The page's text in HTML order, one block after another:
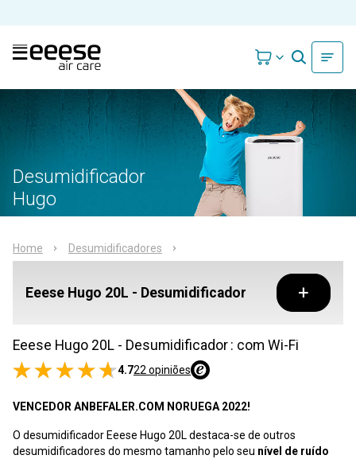
Desumidificador
Hugo
Home Desumidificadores
Eeese Hugo 20L - Desumidificador
Eeese Hugo 20L - Desumidificador : com Wi-Fi
4.722 opiniões
VENCEDOR ANBEFALER.COM NORUEGA 2022!
O desumidificador Eeese Hugo 20L destaca-se de outros
desumidificadores do mesmo tamanho pelo seu nível de ruído